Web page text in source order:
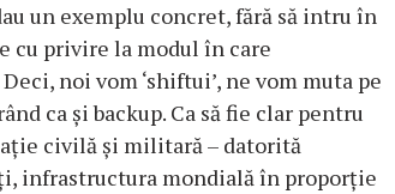
un exemplu concret, fără să intru în
cu privire la modul în care
noi vom ‘shiftui’, ne vom muta pe
ca şi backup. Ca să fie clar pentru
civilă şi militară – datorită
infrastructura mondială în proporţie